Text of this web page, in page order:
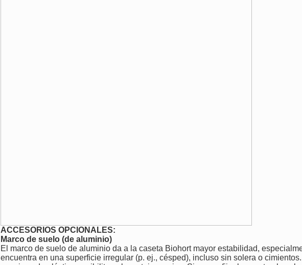
ACCESORIOS OPCIONALES:
Marco de suelo (de aluminio)
El marco de suelo de aluminio da a la caseta Biohort mayor estabilidad,
encuentra en una superficie irregular (p. ej., césped), incluso sin solera o